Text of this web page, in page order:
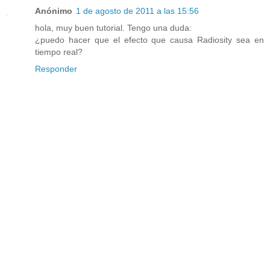
Anónimo 1 de agosto de 2011 a las 15:56
hola, muy buen tutorial. Tengo una duda:
¿puedo hacer que el efecto que causa Radiosity sea en
tiempo real?
Responder